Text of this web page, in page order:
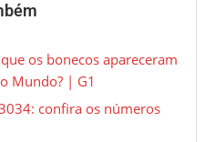
os bonecos apareceram
Mundo? | G1
confira os números